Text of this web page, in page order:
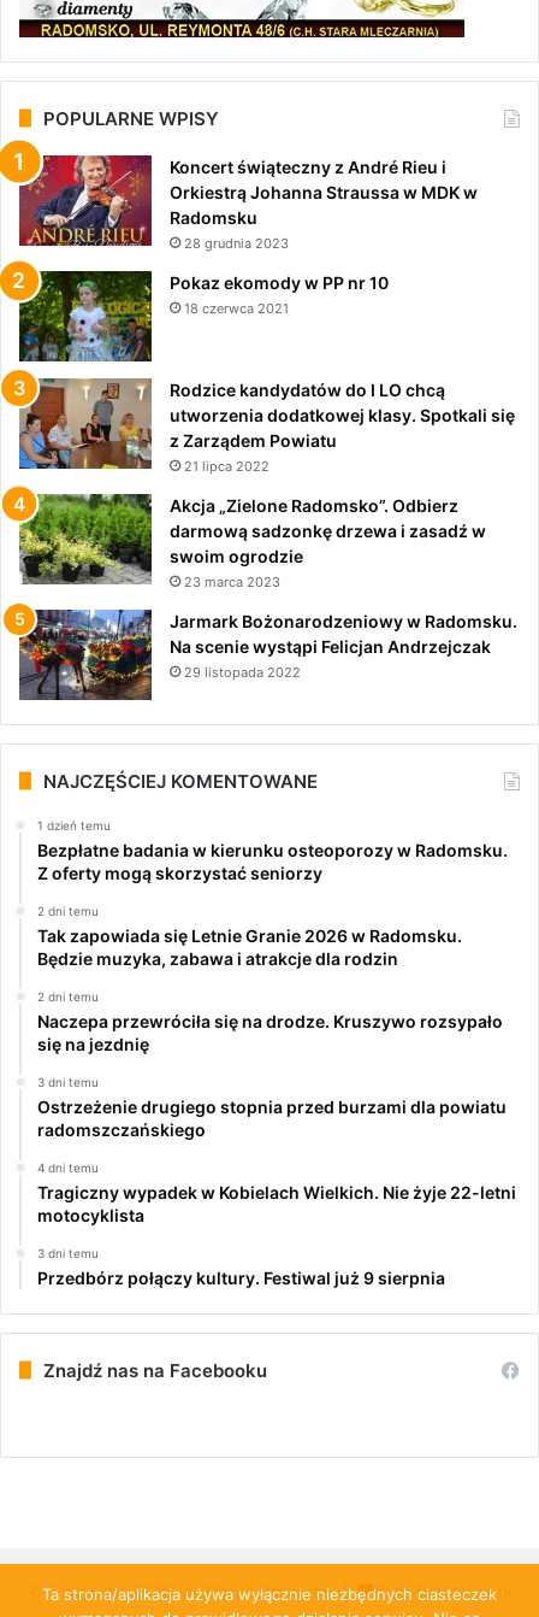
POPULARNE WPISY
Koncert świąteczny z André Rieu i
Orkiestrą Johanna Straussa w MDK w
Radomsku
28 grudnia 2023
Pokaz ekomody w PP nr 10
18 czerwca 2021
Rodzice kandydatów do I LO chcą
utworzenia dodatkowej klasy. Spotkali się
z Zarządem Powiatu
21 lipca 2022
Akcja „Zielone Radomsko”. Odbierz
darmową sadzonkę drzewa i zasadź w
swoim ogrodzie
23 marca 2023
Jarmark Bożonarodzeniowy w Radomsku.
Na scenie wystąpi Felicjan Andrzejczak
29 listopada 2022
NAJCZĘŚCIEJ KOMENTOWANE
1 dzień temu
Bezpłatne badania w kierunku osteoporozy w Radomsku.
Z oferty mogą skorzystać seniorzy
2 dni temu
Tak zapowiada się Letnie Granie 2026 w Radomsku.
Będzie muzyka, zabawa i atrakcje dla rodzin
2 dni temu
Naczepa przewróciła się na drodze. Kruszywo rozsypało
się na jezdnię
3 dni temu
Ostrzeżenie drugiego stopnia przed burzami dla powiatu
radomszczańskiego
4 dni temu
Tragiczny wypadek w Kobielach Wielkich. Nie żyje 22-letni
motocyklista
3 dni temu
Przedbórz połączy kultury. Festiwal już 9 sierpnia
Znajdź nas na Facebooku
© Copyright 2026, All Rights Reserved | PulsRadomska.pl
Ta strona/aplikacja używa wyłącznie niezbędnych ciasteczek